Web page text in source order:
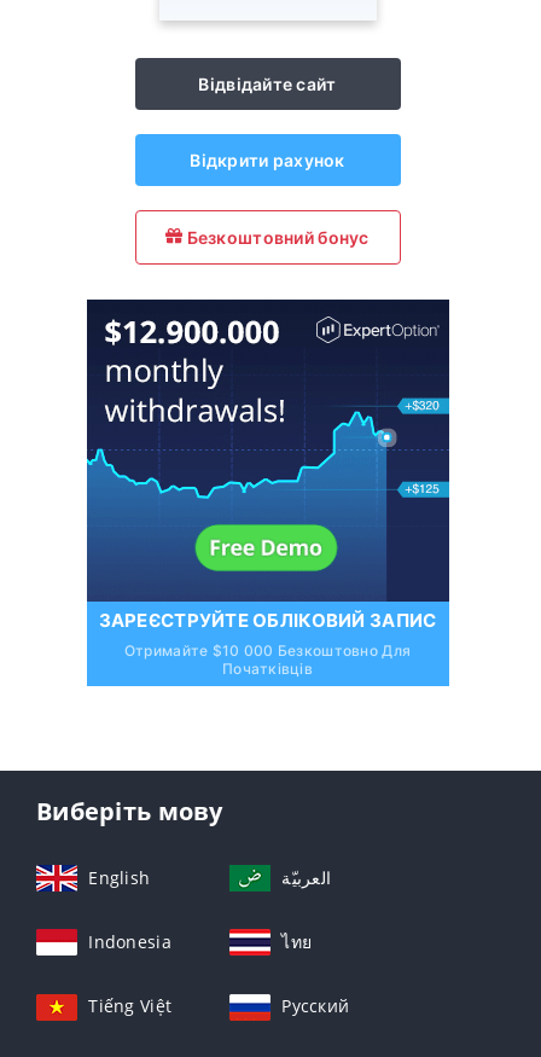
Відвідайте сайт
Відкрити рахунок
Безкоштовний бонус
ЗАРЕЄСТРУЙТЕ ОБЛІКОВИЙ ЗАПИС
Отримайте $10 000 Безкоштовно Для
Початківців
Виберіть мову
English العربيّة
Indonesia ไทย
Tiếng Việt Русский